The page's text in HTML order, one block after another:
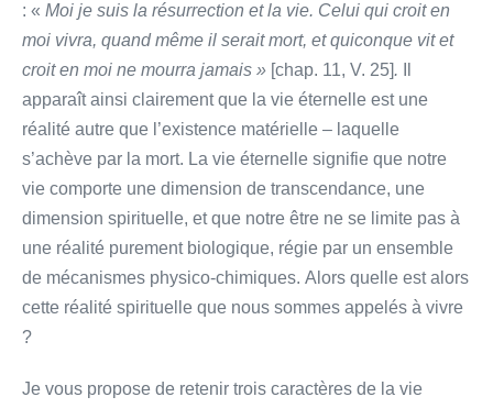
: « Moi je suis la résurrection et la vie. Celui qui croit en
moi vivra, quand même il serait mort, et quiconque vit et
croit en moi ne mourra jamais » [chap. 11, V. 25].
apparaît ainsi clairement que la vie éternelle est une
réalité autre que l’existence matérielle – laquelle
s’achève par la mort. La vie éternelle signifie que notre
vie comporte une dimension de transcendance, une
dimension spirituelle, et que notre être ne se limite pas à
une réalité purement biologique, régie par un ensemble
de mécanismes physico-chimiques. Alors quelle est alors
cette réalité spirituelle que nous sommes appelés à vivre
?
Je vous propose de retenir trois caractères de la vie